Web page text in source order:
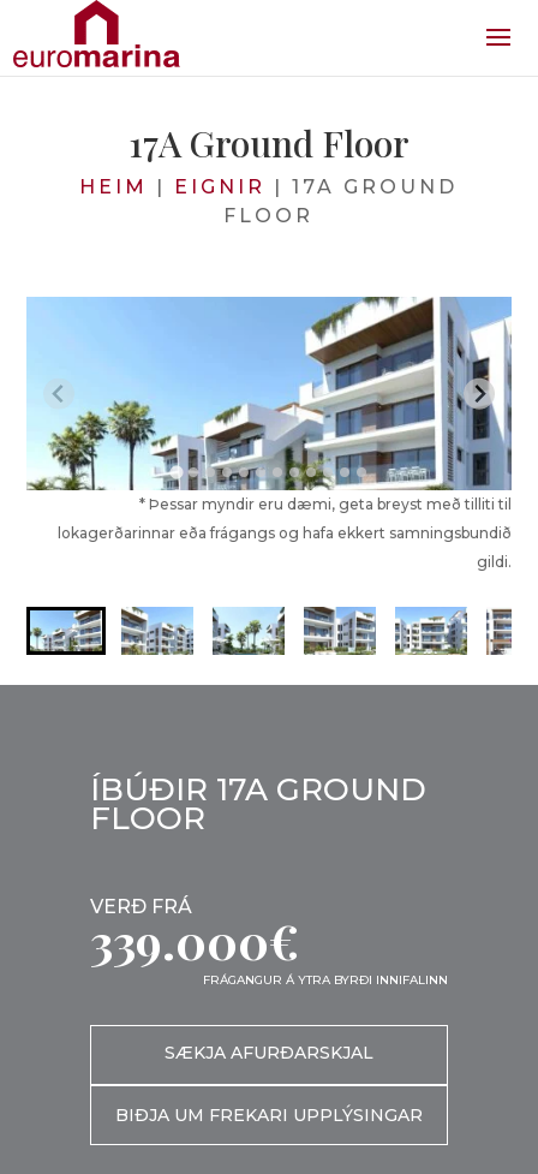
17A Ground Floor
HEIM | EIGNIR |17A GROUND
FLOOR
* Þessar myndir eru dæmi, geta breyst með tilliti til
lokagerðarinnar eða frágangs og hafa ekkert samningsbundið
gildi.
ÍBÚÐIR 17A GROUND
FLOOR
VERÐ FRÁ
339.000€
FRÁGANGUR Á YTRA BYRÐI INNIFALINN
SÆKJA AFURÐARSKJAL
BIÐJA UM FREKARI UPPLÝSINGAR